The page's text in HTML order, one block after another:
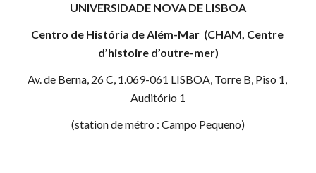
UNIVERSIDADE NOVA DE LISBOA
Centro de História de Além-Mar  (CHAM, Centre
d’histoire d’outre-mer)
Av. de Berna, 26 C, 1.069-061 LISBOA, Torre B, Piso 1,
Auditório 1
(station de métro : Campo Pequeno)